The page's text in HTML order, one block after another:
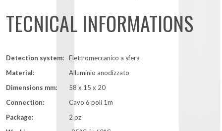
TECNICAL INFORMATIONS
Detection system:
Elettromeccanico a sfera
Material:
Alluminio anodizzato
Dimensions mm:
58 x 15 x 20
Connection:
Cavo 6 poli 1m
Package:
2 pz